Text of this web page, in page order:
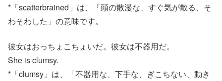
*「scatterbrained」は、「頭の散漫な、すぐ気が散る、そ
わそわした」の意味です。
彼女はおっちょこちょいだ。彼女は不器用だ。
She is clumsy.
*「clumsy」は、「不器用な、下手な、ぎこちない、動き